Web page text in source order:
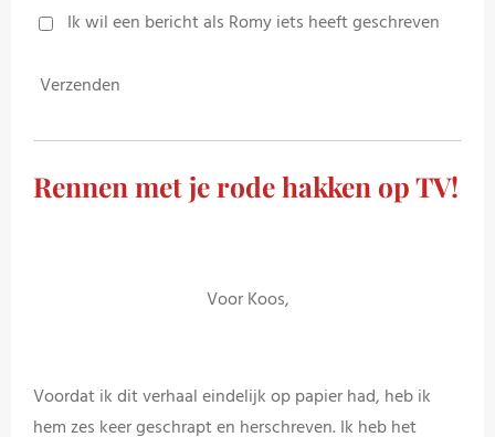
Ik wil een bericht als Romy iets heeft geschreven
Verzenden
Rennen met je rode hakken op TV!
Voor Koos,
Voordat ik dit verhaal eindelijk op papier had, heb ik
hem zes keer geschrapt en herschreven. Ik heb het